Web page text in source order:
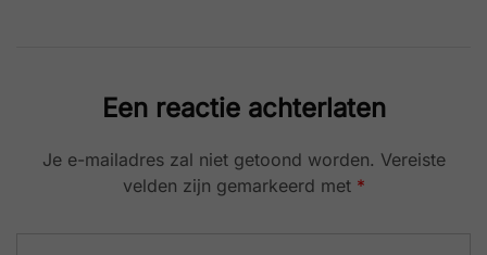
Een reactie achterlaten
Je e-mailadres zal niet getoond worden. Vereiste
velden zijn gemarkeerd met *